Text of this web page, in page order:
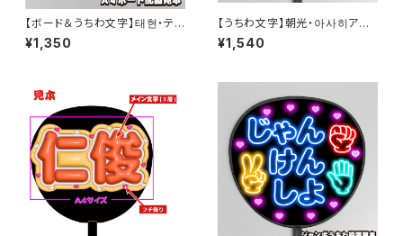
【ボード＆うちわ文字】태현・テヒ
ョン② 即納 【TOMORROW X
TOGETHER】
¥1,350
【うちわ文字】朝光・아사히アサ
ヒ 即納 【TREASURE】
¥1,540